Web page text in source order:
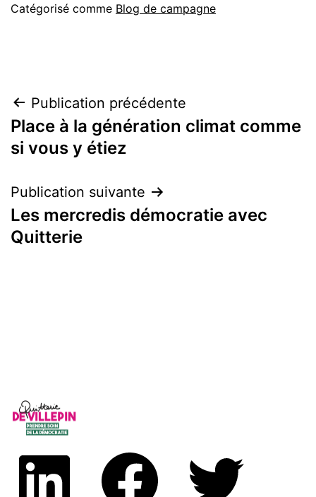
Catégorisé comme Blog de campagne
Navigation
de
Publication précédente
Place à la génération climat comme
si vous y étiez
Publication suivante
Les mercredis démocratie avec
Quitterie